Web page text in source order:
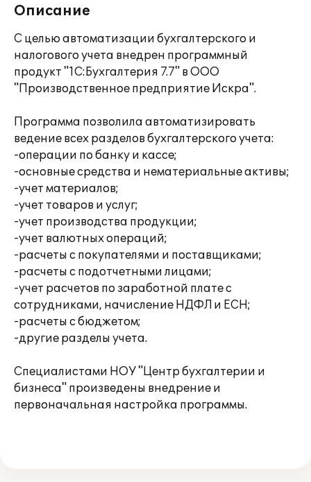
Описание
С целью автоматизации бухгалтерского и
налогового учета внедрен программный
продукт "1С:Бухгалтерия 7.7" в ООО
"Производственное предприятие Искра".
Программа позволила автоматизировать
ведение всех разделов бухгалтерского учета:
-операции по банку и кассе;
-основные средства и нематериальные активы;
-учет материалов;
-учет товаров и услуг;
-учет производства продукции;
-учет валютных операций;
-расчеты с покупателями и поставщиками;
-расчеты с подотчетными лицами;
-учет расчетов по заработной плате с
сотрудниками, начисление НДФЛ и ЕСН;
-расчеты с бюджетом;
-другие разделы учета.
Специалистами НОУ "Центр бухгалтерии и
бизнеса" произведены внедрение и
первоначальная настройка программы.